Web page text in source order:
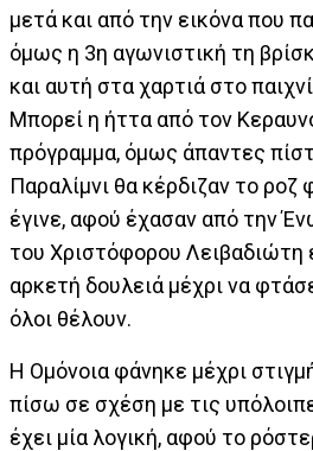
μετά και από την εικόνα που
όμως η 3η αγωνιστική τη
και αυτή στα χαρτιά στο
Μπορεί η ήττα από τον
πρόγραμμα, όμως άπαντες
Παραλίμνι θα κέρδιζαν το ροζ
έγινε, αφού έχασαν από την
του Χριστόφορου Λειβαδιώτη
αρκετή δουλειά μέχρι να
όλοι θέλουν.
Η Ομόνοια φάνηκε μέχρι
πίσω σε σχέση με τις
έχει μία λογική, αφού το